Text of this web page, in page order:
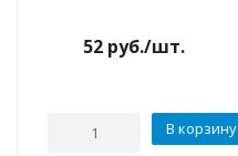
52руб./шт.
В корзину